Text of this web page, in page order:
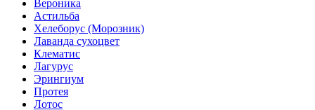
Вероника
Астильба
Хелеборус (Морозник)
Лаванда сухоцвет
Клематис
Лагурус
Эрингиум
Протея
Лотос